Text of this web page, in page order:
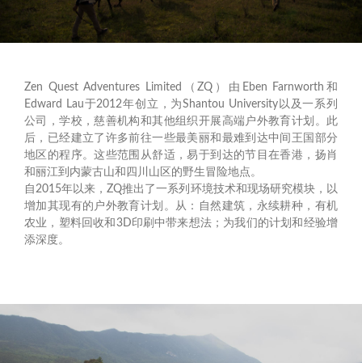
Zen Quest Adventures Limited（ZQ）由Eben Farnworth和
Edward Lau于2012年创立，为Shantou University以及一系列
公司，学校，慈善机构和其他组织开展高端户外教育计划。此
后，已经建立了许多前往一些最美丽和最难到达中间王国部分
地区的程序。这些范围从舒适，易于到达的节目在香港，扬肖
和丽江到内蒙古山和四川山区的野生冒险地点。
自2015年以来，ZQ推出了一系列环境技术和现场研究模块，以
增加其现有的户外教育计划。从：自然建筑，永续耕种，有机
农业，塑料回收和3D印刷中带来想法；为我们的计划和经验增
添深度。